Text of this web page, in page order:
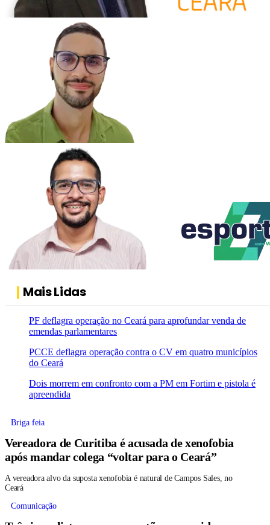
Mais Lidas
PF deflagra operação no Ceará para aprofundar venda de
emendas parlamentares
PCCE deflagra operação contra o CV em quatro municípios
do Ceará
Dois morrem em confronto com a PM em Fortim e pistola é
apreendida
Briga feia
Vereadora de Curitiba é acusada de xenofobia
após mandar colega “voltar para o Ceará”
A vereadora alvo da suposta xenofobia é natural de Campos Sales, no
Ceará
Comunicação